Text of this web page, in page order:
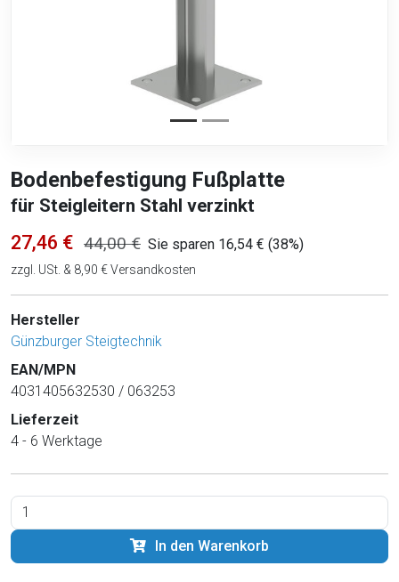
Bodenbefestigung Fußplatte
für Steigleitern Stahl verzinkt
27,46 € 44,00 € Sie sparen 16,54 € (38%)
zzgl. USt. & 8,90 € Versandkosten
Hersteller
Günzburger Steigtechnik
EAN/MPN
4031405632530 / 063253
Lieferzeit
4 - 6 Werktage
In den Warenkorb